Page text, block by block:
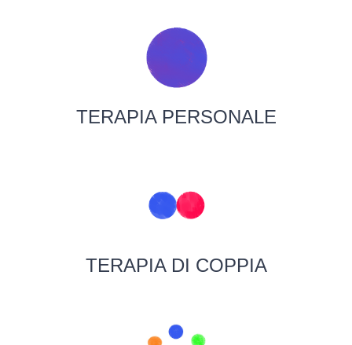
TERAPIA PERSONALE
TERAPIA DI COPPIA